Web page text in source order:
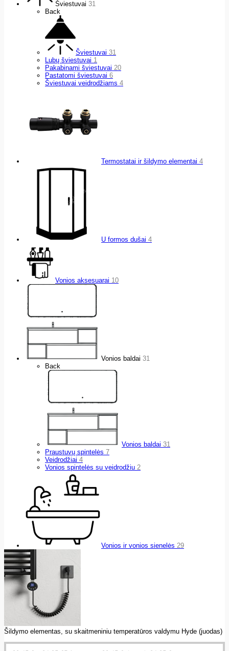
Šviestuvai 31
Back
Šviestuvai 31
Lubų šviestuvai 1
Pakabinami šviestuvai 20
Pastatomi šviestuvai 6
Šviestuvai veidrodžiams 4
Termostatai ir šildymo elementai 4
U formos dušai 4
Vonios aksesuarai 10
Vonios baldai 31
Back
Vonios baldai 31
Praustuvų spintelės 7
Veidrodžiai 4
Vonios spintelės su veidrodžiu 2
Vonios ir vonios sienelės 29
Šildymo elementas, su skaitmeniniu temperatūros valdymu Hyde (juodas)